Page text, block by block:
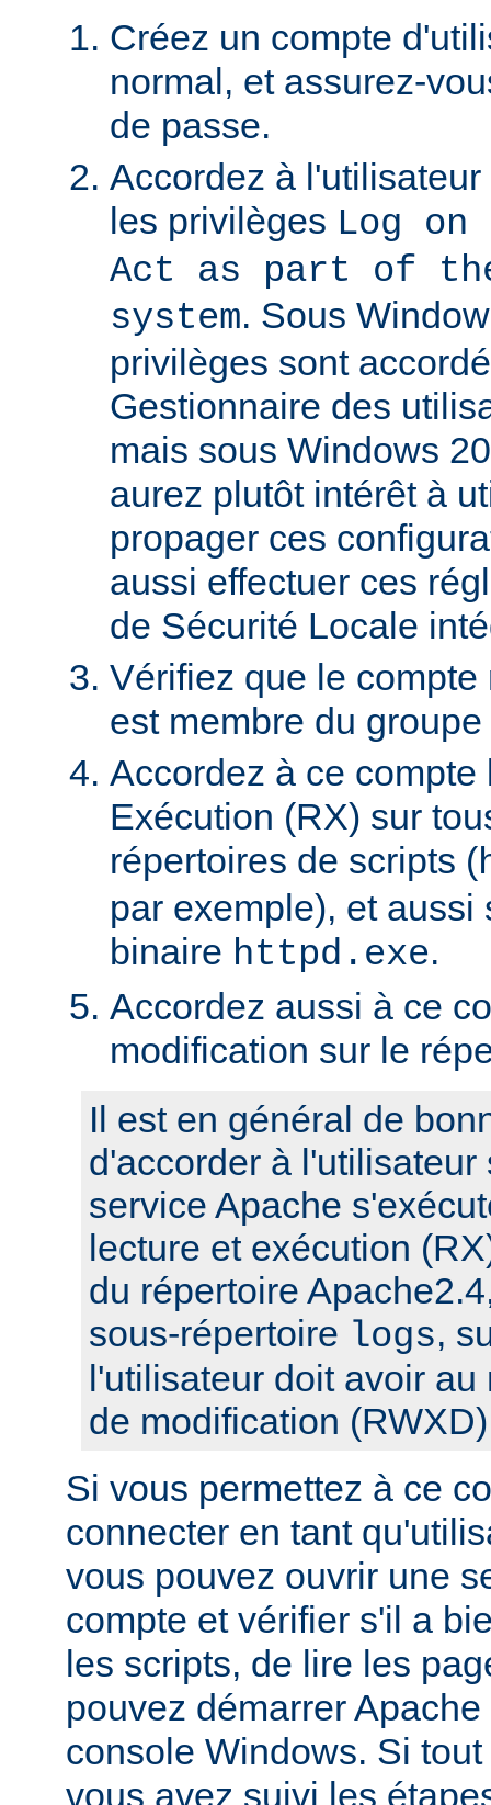
Créez un compte
normal, et assurez-
de passe.
Accordez à
les privilèges Log
Act as part of
system. Sous
privilèges sont
Gestionnaire des
mais sous Windows
aurez plutôt intérêt à
propager ces
aussi effectuer ces
de Sécurité Locale
Vérifiez que le
est membre du
Accordez à ce
Exécution (RX) sur
répertoires de scripts (
par exemple), et aussi
binaire httpd.exe.
Accordez aussi à ce
modification sur le
Il est en général de
d'accorder à
service Apache
lecture et exécution
du répertoire
sous-répertoire logs,
l'utilisateur doit avoir
de modification
Si vous permettez à ce
connecter en tant
vous pouvez ouvrir une
compte et vérifier s'il a
les scripts, de lire les
pouvez démarrer
console Windows. Si
vous avez suivi les